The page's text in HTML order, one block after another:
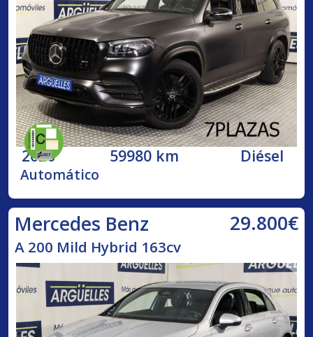
2020 59980 km Diésel
Automático
Mercedes Benz 29.800€
A 200 Mild Hybrid 163cv